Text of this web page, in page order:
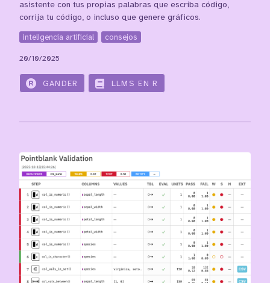
asistente con tus propias palabras que escriba código,
corrija tu código, o incluso que genere gráficos.
inteligencia artificial consejos
20/10/2025
GANDER LLMS EN R